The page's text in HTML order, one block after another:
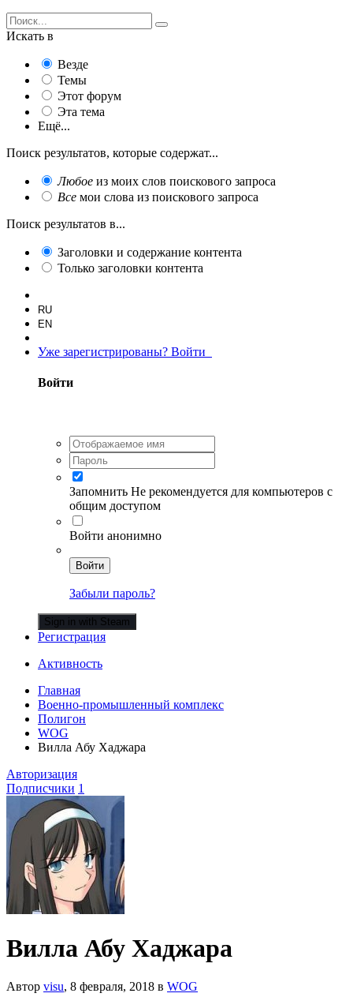
Искать в
Везде
Темы
Этот форум
Эта тема
Ещё...
Поиск результатов, которые содержат...
Любое из моих слов поискового запроса
Все мои слова из поискового запроса
Поиск результатов в...
Заголовки и содержание контента
Только заголовки контента
RU
EN
Уже зарегистрированы? Войти
Войти
Запомнить Не рекомендуется для компьютеров с
общим доступом
Войти анонимно
Войти
Забыли пароль?
Sign in with Steam
Регистрация
Активность
Главная
Военно-промышленный комплекс
Полигон
WOG
Вилла Абу Хаджара
Авторизация
Подписчики 1
Вилла Абу Хаджара
Автор visu, 8 февраля, 2018 в WOG